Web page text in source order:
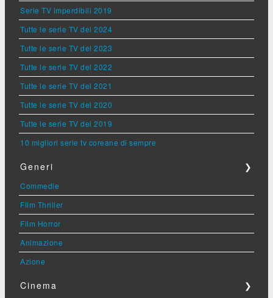
Serie TV imperdibili 2019
Tutte le serie TV del 2024
Tutte le serie TV del 2023
Tutte le serie TV del 2022
Tutte le serie TV del 2021
Tutte le serie TV del 2020
Tutte le serie TV del 2019
10 migliori serie tv coreane di sempre
Generi ❯
Commedie
Film Thriller
Film Horror
Animazione
Azione
Cinema ❯